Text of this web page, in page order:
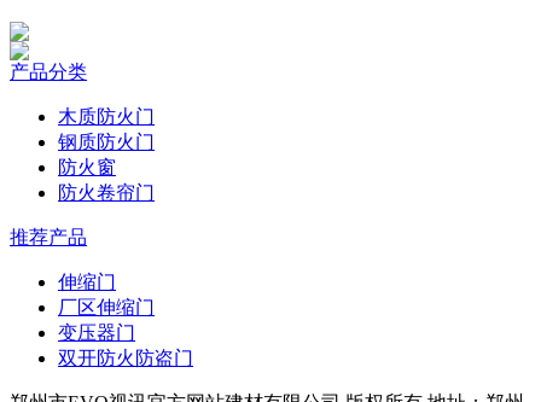
产品分类
木质防火门
钢质防火门
防火窗
防火卷帘门
推荐产品
伸缩门
厂区伸缩门
变压器门
双开防火防盗门